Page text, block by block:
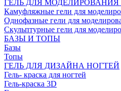
ГЕЛЬ ДЛЯ МОДЕЛИРОВАНИЯ
Камуфляжные гели для
Однофазные гели для
Скульптурные гели для
БАЗЫ И ТОПЫ
Базы
Топы
ГЕЛЬ ДЛЯ ДИЗАЙНА НОГТЕЙ
Гель- краска для ногтей
Гель-краска 3D